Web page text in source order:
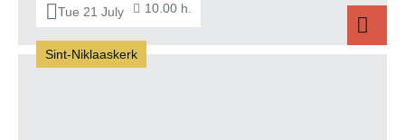
Tue 21 July 10.00 h.
40
Sint-Niklaaskerk